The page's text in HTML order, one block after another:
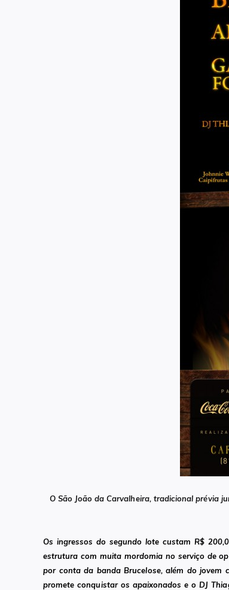
O São João da Carvalheira, tradicional prévia
Os ingressos do segundo lote custamR$
estrutura com muita mordomia no serviço de
por conta da banda Brucelose, além do jovem
promete conquistar os apaixonados e o DJ